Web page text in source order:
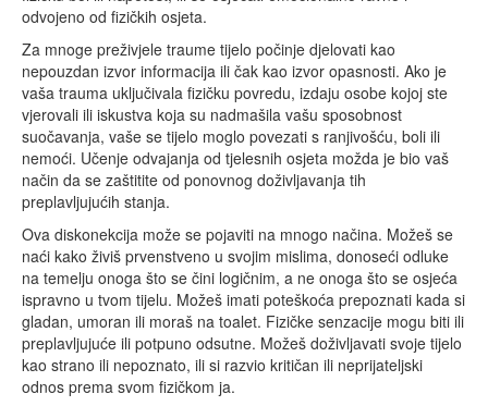
odvojeno od fizičkih osjeta.
Za mnoge preživjele traume tijelo počinje djelovati kao
nepouzdan izvor informacija ili čak kao izvor opasnosti. Ako je
vaša trauma uključivala fizičku povredu, izdaju osobe kojoj ste
vjerovali ili iskustva koja su nadmašila vašu sposobnost
suočavanja, vaše se tijelo moglo povezati s ranjivošću, boli ili
nemoći. Učenje odvajanja od tjelesnih osjeta možda je bio vaš
način da se zaštitite od ponovnog doživljavanja tih
preplavljujućih stanja.
Ova diskonekcija može se pojaviti na mnogo načina. Možeš se
naći kako živiš prvenstveno u svojim mislima, donoseći odluke
na temelju onoga što se čini logičnim, a ne onoga što se osjeća
ispravno u tvom tijelu. Možeš imati poteškoća prepoznati kada si
gladan, umoran ili moraš na toalet. Fizičke senzacije mogu biti ili
preplavljujuće ili potpuno odsutne. Možeš doživljavati svoje tijelo
kao strano ili nepoznato, ili si razvio kritičan ili neprijateljski
odnos prema svom fizičkom ja.